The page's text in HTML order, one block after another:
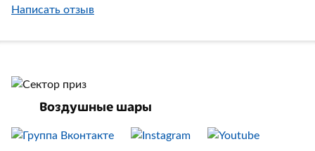
Написать отзыв
Воздушные шары